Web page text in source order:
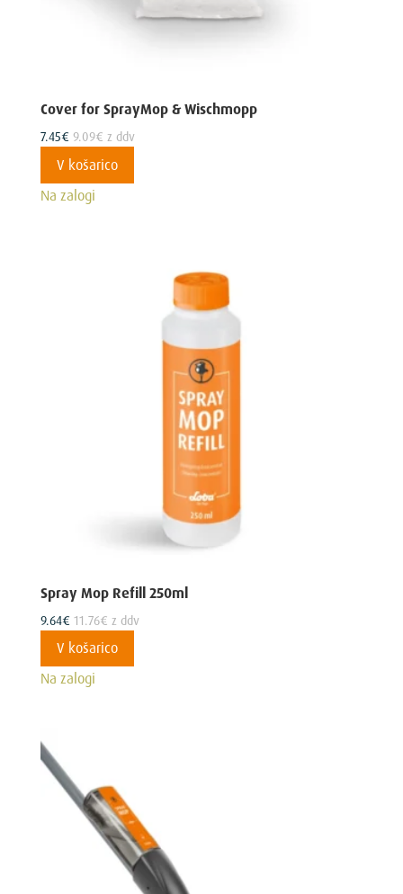
Cover for SprayMop & Wischmopp
7.45€ 9.09€ z ddv
V košarico
Na zalogi
Spray Mop Refill 250ml
9.64€ 11.76€ z ddv
V košarico
Na zalogi